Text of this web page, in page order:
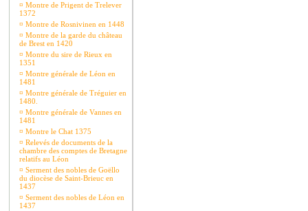
¤ Montre de Prigent de Trelever
1372
¤ Montre de Rosnivinen en 1448
¤ Montre de la garde du château
de Brest en 1420
¤ Montre du sire de Rieux en
1351
¤ Montre générale de Léon en
1481
¤ Montre générale de Tréguier en
1480.
¤ Montre générale de Vannes en
1481
¤ Montre le Chat 1375
¤ Relevés de documents de la
chambre des comptes de Bretagne
relatifs au Léon
¤ Serment des nobles de Goëllo
du diocèse de Saint-Brieuc en
1437
¤ Serment des nobles de Léon en
1437